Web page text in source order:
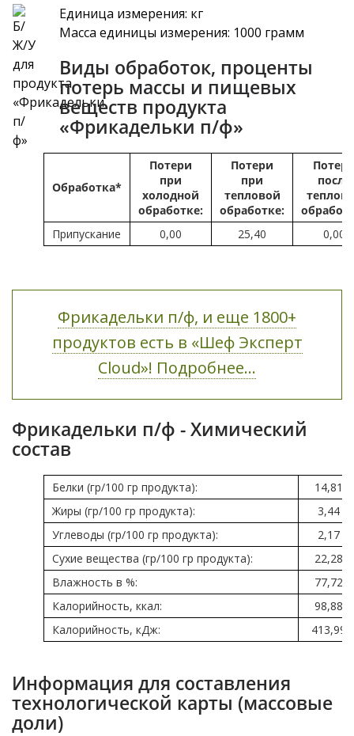
Единица измерения: кг
Масса единицы измерения: 1000 грамм
Виды обработок, проценты
потерь массы и пищевых
веществ продукта
«Фрикадельки п/ф»
Обработка*
Потери
при
холодной
обработке:
Потери
при
тепловой
обработке:
после
Припускание
0,00 25,40 0,00
Фрикадельки п/ф, и еще 1800+
продуктов есть в «Шеф Эксперт
Cloud»! Подробнее...
Фрикадельки п/ф - Химический
состав
Белки (гр/100 гр продукта):
14,81
Жиры (гр/100 гр продукта):
3,44
Углеводы (гр/100 гр продукта):
2,17
Сухие вещества (гр/100 гр продукта):
22,28
Влажность в %:
77,72
Калорийность, ккал:
98,88
Калорийность, кДж:
413,99
Информация для составления
технологической карты (массовые
доли)